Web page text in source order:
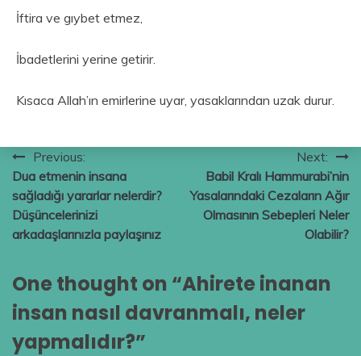
İftira ve gıybet etmez,
İbadetlerini yerine getirir.
Kısaca Allah’ın emirlerine uyar, yasaklarından uzak durur.
Yazı
gezinmesi
Previous:
Dua etmenin insana
sağladığı yararlar nelerdir?
Düşüncelerinizi
arkadaşlarınızla paylaşınız
Next:
Babil Kralı Hammurabi’nin
Yasalarındaki Cezaların Ağır
Olmasının Sebepleri Neler
Olabilir?
One thought on “Ahirete inanan
insan nasıl davranmalı, neler
yapmalıdır?”